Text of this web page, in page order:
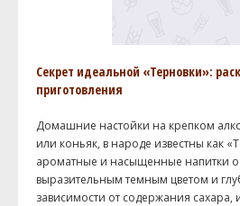
Секрет идеальной «Терновки»:
приготовления
Домашние настойки на крепком
или коньяк, в народе известны как
ароматные и насыщенные напитки
выразительным темным цветом и
зависимости от содержания сахара,